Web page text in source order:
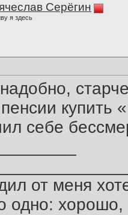
Серёгин
я здесь
себе
от меня
одно: